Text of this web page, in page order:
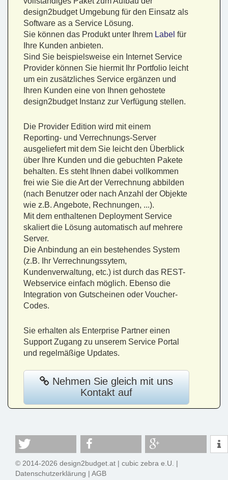
design2budget Umgebung für den Einsatz als
Software as a Service Lösung.
Sie können das Produkt unter Ihrem Label für
Ihre Kunden anbieten.
Sind Sie beispielsweise ein Internet Service
Provider können Sie hiermit Ihr Portfolio leicht
um ein zusätzliches Service ergänzen und
Ihren Kunden eine von Ihnen gehostete
design2budget Instanz zur Verfügung stellen.
Die Provider Edition wird mit einem
Reporting- und Verrechnungs-Server
ausgeliefert mit dem Sie leicht den Überblick
über Ihre Kunden und die gebuchten Pakete
behalten. Es steht Ihnen dabei vollkommen
frei wie Sie die Art der Verrechnung abbilden
(nach Benutzer oder nach Anzahl der Objekte
wie z.B. Angebote, Rechnungen, ...).
Mit dem enthaltenen Deployment Service
skaliert die Lösung automatisch auf mehrere
Server.
Die Anbindung an ein bestehendes System
(z.B. Ihr Verrechnungssytem,
Kundenverwaltung, etc.) ist durch das REST-
Webservice einfach möglich. Ebenso die
Integration von Gutscheinen oder Voucher-
Codes.
Sie erhalten als Enterprise Partner einen
Support Zugang zu unserem Service Portal
und regelmäßige Updates.
Kontakt auf
© 2014-2026 design2budget.at |cubic zebra e.U.
|
Datenschutzerklärung |AGB